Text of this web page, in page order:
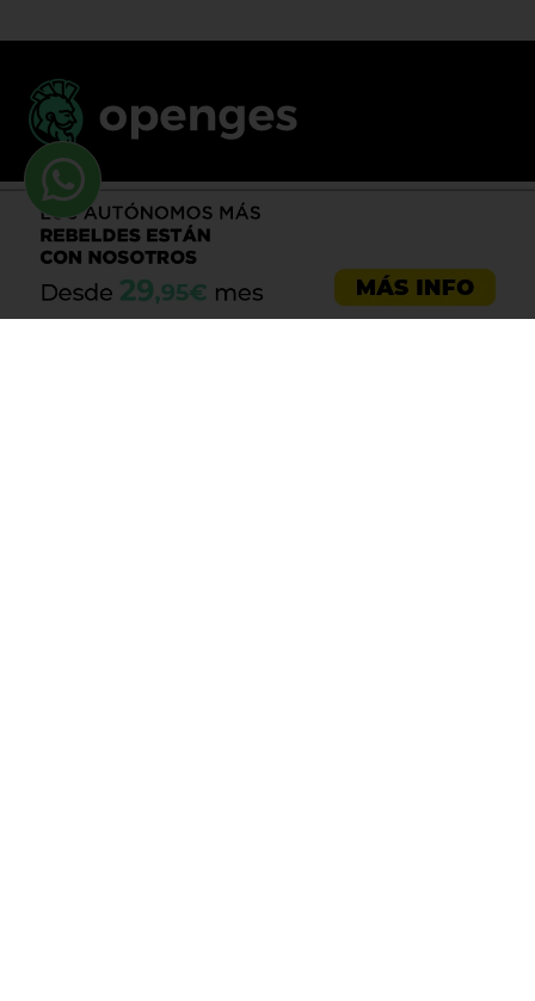
Llama al 900 730 037
Asesoría emprendedores